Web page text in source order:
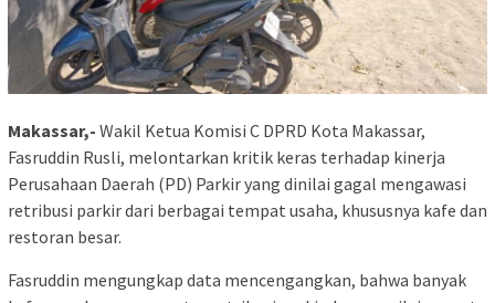
Makassar,- Wakil Ketua Komisi C DPRD Kota Makassar,
Fasruddin Rusli, melontarkan kritik keras terhadap kinerja
Perusahaan Daerah (PD) Parkir yang dinilai gagal mengawasi
retribusi parkir dari berbagai tempat usaha, khususnya kafe dan
restoran besar.
Fasruddin mengungkap data mencengangkan, bahwa banyak